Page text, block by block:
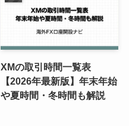
XMの取引時間一覧表
【2026年最新版】年末年始
や夏時間・冬時間も解説